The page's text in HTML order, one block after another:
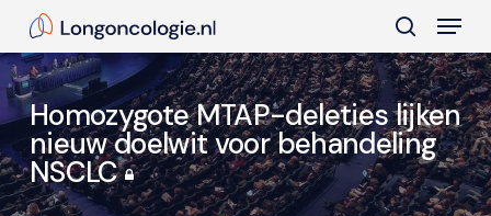
main
content
search
Menu
Homozygote MTAP-deleties lijken
nieuw doelwit voor behandeling
NSCLC
Close
Menu